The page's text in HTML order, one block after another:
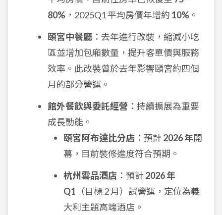
80% ，2025Q1 平均房價年增約 10% 。
頤宮中餐廳 ：去年進行改裝，縮減小吃
區並增加包廂數量，提升客單價與服務
效率。此改裝曾於去年影響頤宮約四個
月的部分營運。
館外餐飲與委託經營 ：持續擴展為重要
成長動能。
頤宮阿布達比分店 ：預計 2026 年開
幕，目前裝修進度符合預期。
杭州雲品酒店 ：預計 2026 年
Q1 （目標 2 月）試營運，定位為義
大利主題高端酒店。